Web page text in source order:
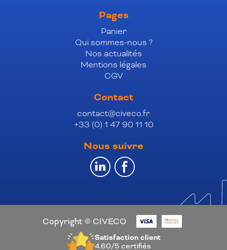
Pages
Panier
Qui sommes-nous ?
Nos actualités
Mentions légales
CGV
Contact
contact@civeco.fr
+33 (0) 1 47 90 11 10
Nous suivre
Copyright © CIVECO
Satisfaction client
4.60/5certifiés